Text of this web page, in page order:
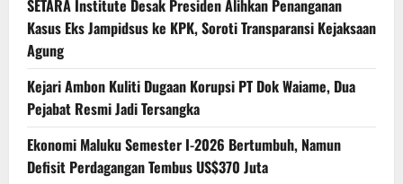
SETARA Institute Desak Presiden Alihkan Penanganan
Kasus Eks Jampidsus ke KPK, Soroti Transparansi Kejaksaan
Agung
Kejari Ambon Kuliti Dugaan Korupsi PT Dok Waiame, Dua
Pejabat Resmi Jadi Tersangka
Ekonomi Maluku Semester I-2026 Bertumbuh, Namun
Defisit Perdagangan Tembus US$370 Juta